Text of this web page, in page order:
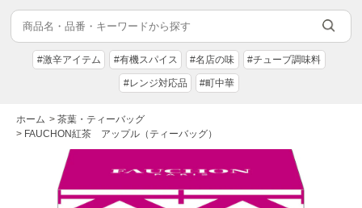
#激辛アイテム #有機スパイス #名店の味 #チューブ調味料
#レンジ対応品 #町中華
ホーム > 茶葉・ティーバッグ
> FAUCHON紅茶 アップル（ティーバッグ）